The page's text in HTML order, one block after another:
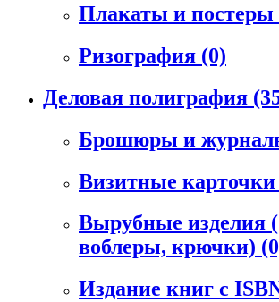
Плакаты и постеры
Ризография (0)
Деловая полиграфия
Брошюры и
Визитные карточки
Вырубные изделия
воблеры, крючки)
Издание книг с